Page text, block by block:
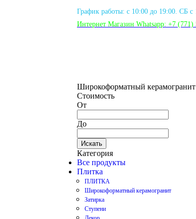
График работы: с 10:00 до 19:00. СБ
Интернет Магазин Whatsapp: +7 (771)
Широкоформатный керамогранит
Стоимость
От
До
Искать
Категория
Все продукты
Плитка
ПЛИТКА
Широкоформатный керамогранит
Затирка
Ступени